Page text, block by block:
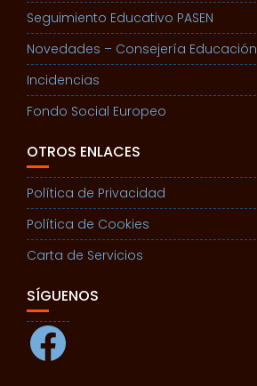
Seguimiento Educativo PASEN
Novedades – Consejería Educación
Incidencias
Fondo Social Europeo
OTROS ENLACES
Política de Privacidad
Política de Cookies
Carta de Servicios
SÍGUENOS
Facebook